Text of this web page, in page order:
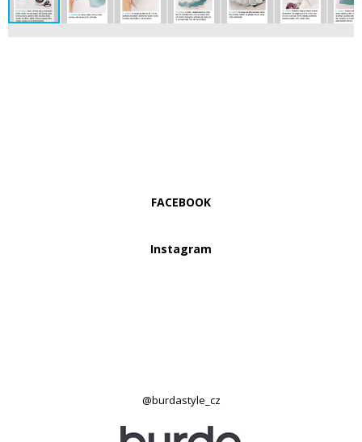
FACEBOOK
Instagram
@burdastyle_cz